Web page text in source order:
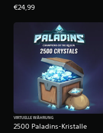
€24,99
2500 Paladins-Kristalle
VIRTUELLE WÄHRUNG